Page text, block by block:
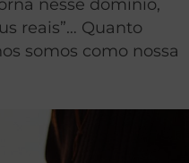
reais”… Quanto
somos como nossa